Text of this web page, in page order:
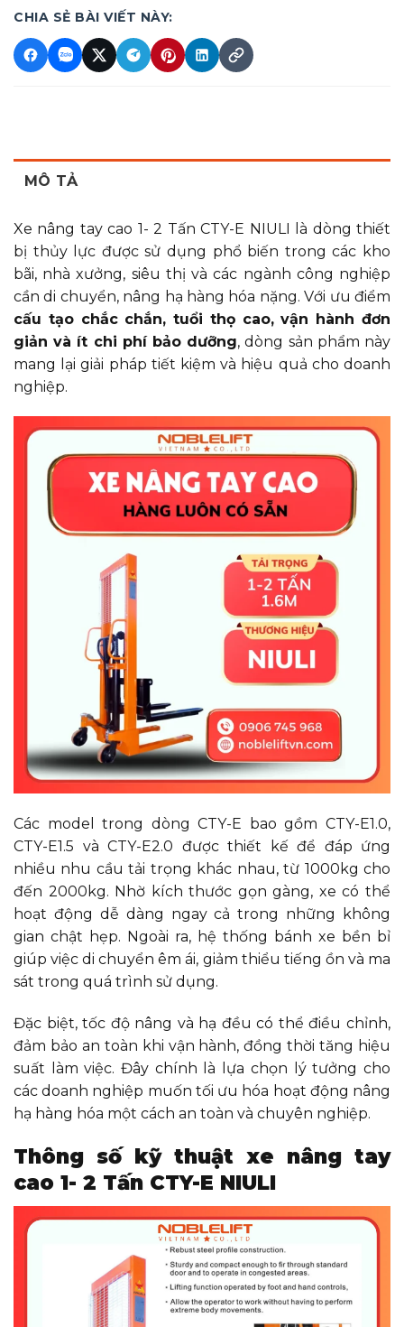
điều
chỉnh
Tốc độ
nâng
mm/chu
kỳ
20
quay
chân
trước
690
Dung
tích bình
dầu tối
thiểu
L 1.6 1.8 2.0
Bánh
trước
mm φ74×52 φ74×70
Bánh
Kích
thước
tổng thể
1390×780×2040
lượng xe
kg 200 235
CHIA SẺ BÀI VIẾT NÀY:
MÔ TẢ
Xe nâng tay cao 1- 2 Tấn CTY-E NIULI là dòng thiết
bị thủy lực được sử dụng phổ biến trong các kho
bãi, nhà xưởng, siêu thị và các ngành công nghiệp
cần di chuyển, nâng hạ hàng hóa nặng. Với ưu điểm
cấu tạo chắc chắn, tuổi thọ cao, vận hành đơn
giản và ít chi phí bảo dưỡng, dòng sản phẩm này
mang lại giải pháp tiết kiệm và hiệu quả cho doanh
nghiệp.
Các model trong dòng CTY-E bao gồm CTY-E1.0,
CTY-E1.5 và CTY-E2.0 được thiết kế để đáp ứng
nhiều nhu cầu tải trọng khác nhau, từ 1000kg cho
đến 2000kg. Nhờ kích thước gọn gàng, xe có thể
hoạt động dễ dàng ngay cả trong những không
gian chật hẹp. Ngoài ra, hệ thống bánh xe bền bỉ
giúp việc di chuyển êm ái, giảm thiểu tiếng ồn và ma
sát trong quá trình sử dụng.
Đặc biệt, tốc độ nâng và hạ đều có thể điều chỉnh,
đảm bảo an toàn khi vận hành, đồng thời tăng hiệu
suất làm việc. Đây chính là lựa chọn lý tưởng cho
các doanh nghiệp muốn tối ưu hóa hoạt động nâng
hạ hàng hóa một cách an toàn và chuyên nghiệp.
Thông số kỹ thuật xe nâng tay
cao 1- 2 Tấn CTY-E NIULI